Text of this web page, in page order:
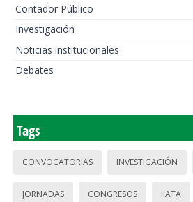
Contador Público
Investigación
Noticias institucionales
Debates
Tags
CONVOCATORIAS INVESTIGACIÓN
JORNADAS CONGRESOS IIATA